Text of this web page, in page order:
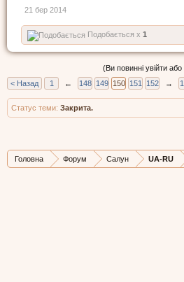
21 бер 2014
Подобається x 1
(Ви повинні увійти
< Назад
1 ← 148 149 150 151 152 →
Статус теми: Закрита.
Головна Форум Салун UA-RU